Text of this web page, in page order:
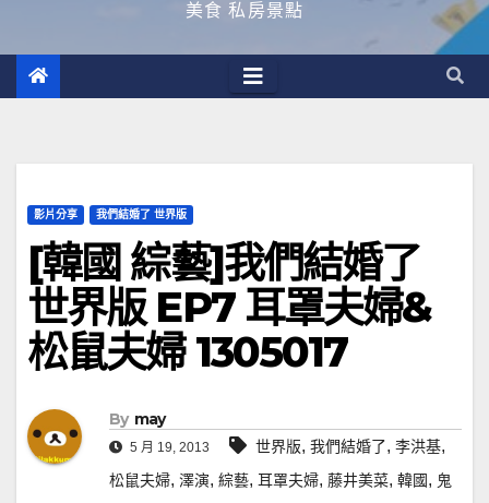
美食 私房景點
影片分享 我們結婚了 世界版
[韓國 綜藝]我們結婚了
世界版 EP7 耳罩夫婦&
松鼠夫婦 1305017
By may
5 月 19, 2013 世界版, 我們結婚了, 李洪基,
松鼠夫婦, 澤演, 綜藝, 耳罩夫婦, 藤井美菜, 韓國, 鬼